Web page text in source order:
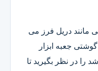
مانند دریل فرز می
گوشتی جعبه ابزار
را در نظر بگیرید تا